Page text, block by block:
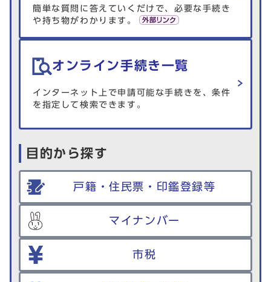
簡単な質問に答えていくだけで、必要な手続き
や持ち物がわかります。
オンライン手続き一覧
インターネット上で申請可能な手続きを、条件
を指定して検索できます。
目的から探す
戸籍・住民票・印鑑登録等
マイナンバー
市税